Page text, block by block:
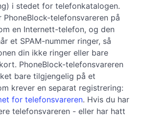
i stedet for telefonkatalogen.
PhoneBlock-telefonsvareren på
en Internett-telefon, og den
et SPAM-nummer ringer, så
din ikke ringer eller bare
PhoneBlock-telefonsvareren
bare tilgjengelig på et
krever en separat registrering:
for telefonsvareren. Hvis du har
telefonsvareren - eller har hatt